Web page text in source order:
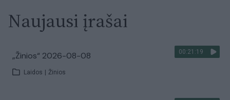
Naujausi įrašai
00:21:19
„Žinios“ 2026-08-08
Laidos Žinios